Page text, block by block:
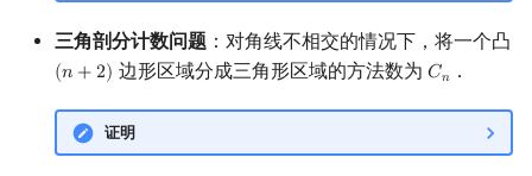
Main–Lorentz 算法
数论分块
狄利克雷卷积
莫比乌斯反演
析合树
PQ 树
手指树
弦图
图的着色
网络流
三角剖分计数问题 ：对角线不相交的情况下，将一个凸
(𝑛 +2)
(n+2) 边形区域分成三角形区域的方法数为 𝐶𝑛
Cn ．
证明